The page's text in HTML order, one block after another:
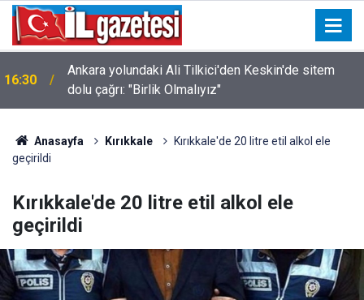
16:30
Ankara yolundaki Ali Tilkici'den Keskin'de sitem
dolu çağrı: "Birlik Olmalıyız"
Anasayfa Kırıkkale
Kırıkkale'de 20 litre etil alkol ele
geçirildi
Kırıkkale'de 20 litre etil alkol ele
geçirildi